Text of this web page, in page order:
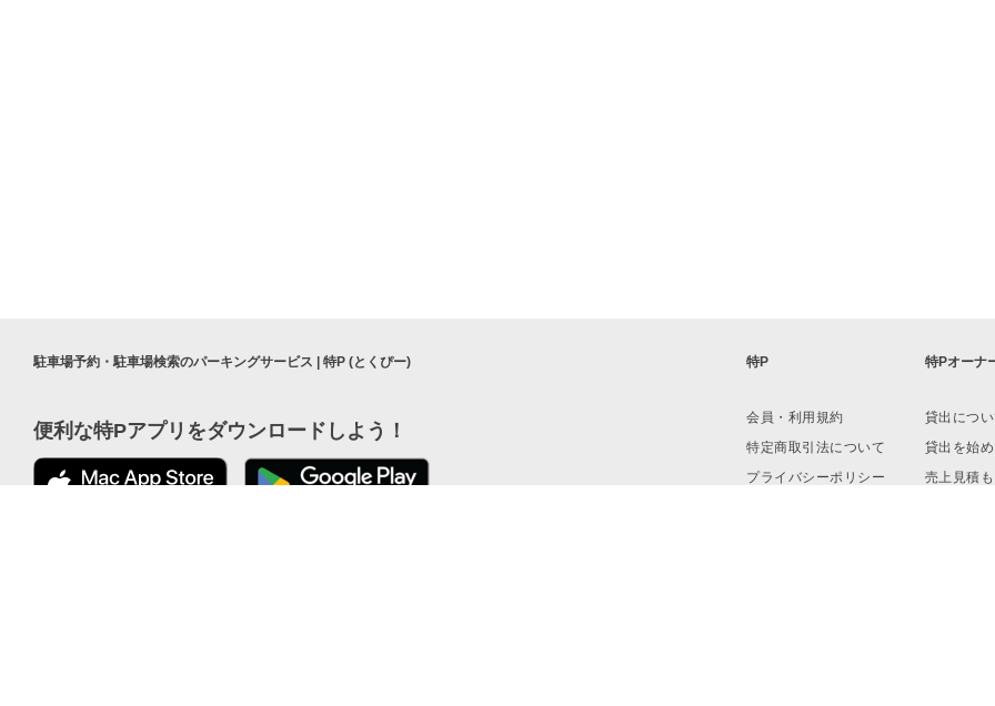
駐車場予約・駐車場検索のパーキングサービス | 特P (とくぴー)
便利な特Pアプリをダウンロードしよう！
特P
会員・利用規約
特定商取引法について
プライバシーポリシー
特Pオーナ
貸出につ
貸出を始
売上見積